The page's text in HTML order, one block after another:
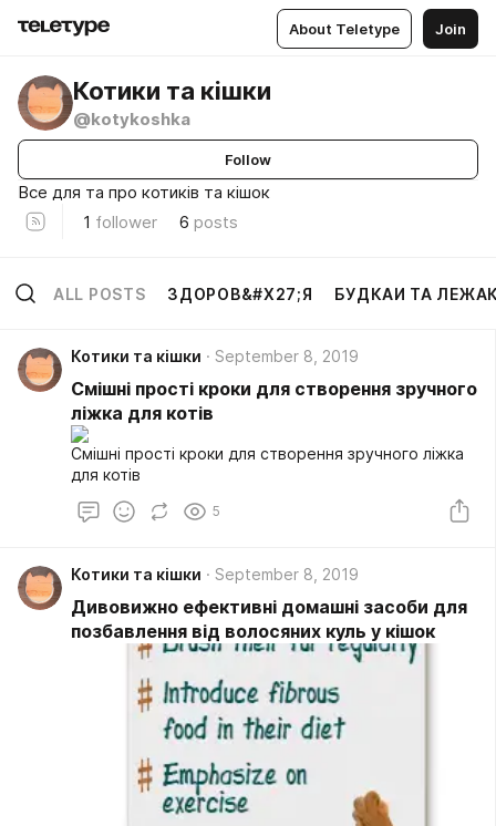
About Teletype Join
Котики та кішки
@kotykoshka
Follow
Все для та про котиків та кішок
1 follower 6 posts
ALL POSTS ЗДОРОВ&#X27;Я БУДКАИ ТА
Котики та кішки September 8, 2019
Смішні прості кроки для створення зручного
ліжка для котів
Смішні прості кроки для створення зручного ліжка
для котів
5
Котики та кішки September 8, 2019
Дивовижно ефективні домашні засоби для
позбавлення від волосяних куль у кішок